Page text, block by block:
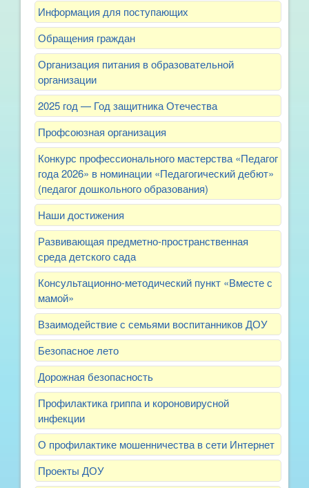
Информация для поступающих
Обращения граждан
Организация питания в образовательной
организации
2025 год — Год защитника Отечества
Профсоюзная организация
Конкурс профессионального мастерства «Педагог
года 2026» в номинации «Педагогический дебют»
(педагог дошкольного образования)
Наши достижения
Развивающая предметно-пространственная
среда детского сада
Консультационно-методический пункт «Вместе с
мамой»
Взаимодействие с семьями воспитанников ДОУ
Безопасное лето
Дорожная безопасность
Профилактика гриппа и короновирусной
инфекции
О профилактике мошенничества в сети Интернет
Проекты ДОУ